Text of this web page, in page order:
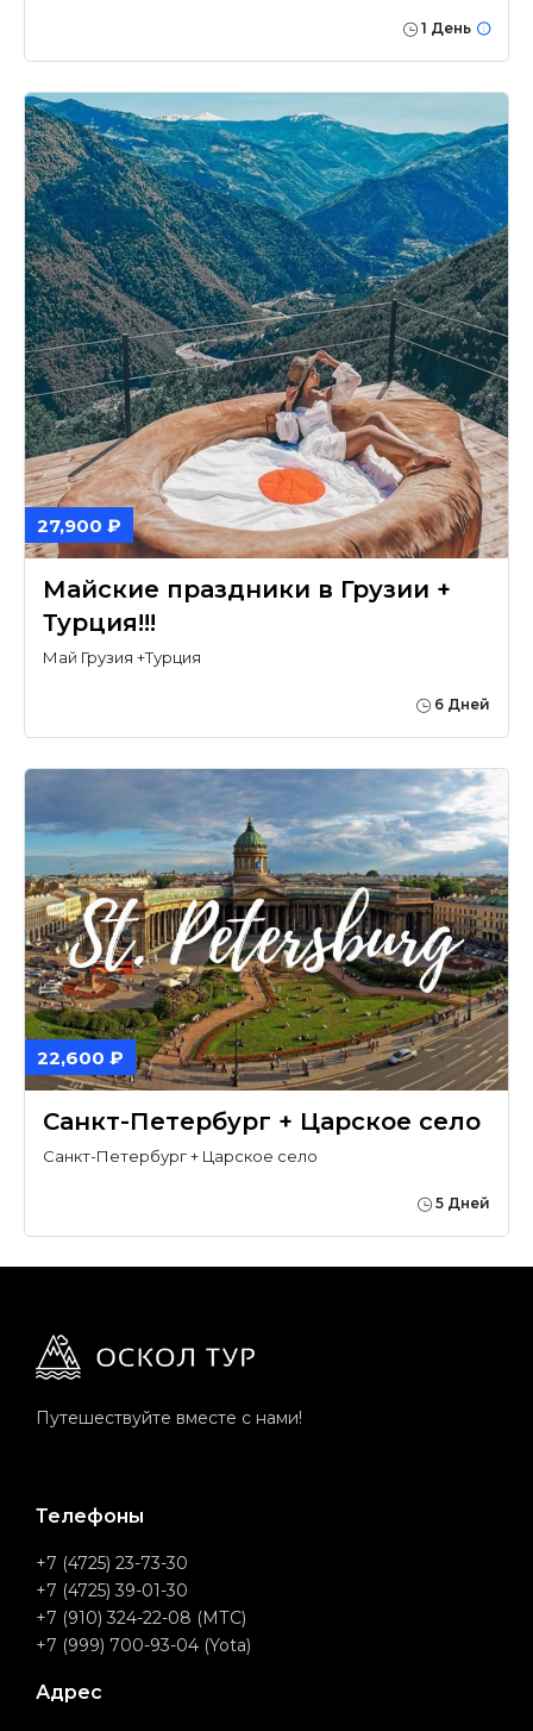
1 День
27,900 ₽
Майские праздники в Грузии +
Турция!!!
Май Грузия +Турция
6 Дней
22,600 ₽
Санкт-Петербург + Царское село
Санкт-Петербург + Царское село
5 Дней
Путешествуйте вместе с нами!
Телефоны
+7 (4725) 23-73-30
+7 (4725) 39-01-30
+7 (910) 324-22-08 (МТС)
+7 (999) 700-93-04 (Yota)
Адрес